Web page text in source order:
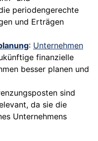
periodengerechte
und Erträgen
: Unternehmen
finanzielle
besser planen und
sind
da sie die
Unternehmens